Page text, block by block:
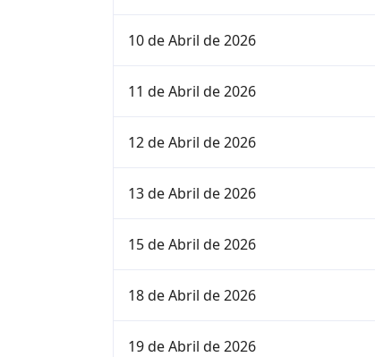
10 de Abril de 2026
11 de Abril de 2026
12 de Abril de 2026
13 de Abril de 2026
15 de Abril de 2026
18 de Abril de 2026
19 de Abril de 2026